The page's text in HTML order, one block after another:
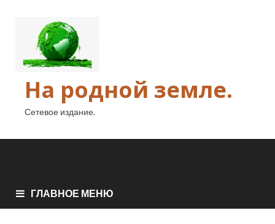
На родной земле.
Сетевое издание.
ГЛАВНОЕ МЕНЮ